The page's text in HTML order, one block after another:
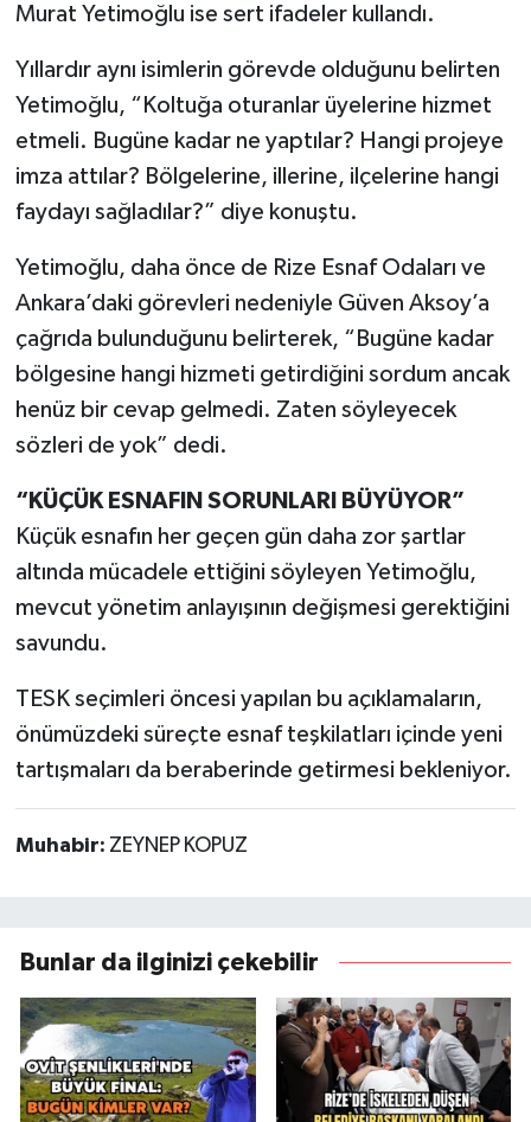
Murat Yetimoğlu ise sert ifadeler kullandı.
Yıllardır aynı isimlerin görevde olduğunu belirten
Yetimoğlu, “Koltuğa oturanlar üyelerine hizmet
etmeli. Bugüne kadar ne yaptılar? Hangi projeye
imza attılar? Bölgelerine, illerine, ilçelerine hangi
faydayı sağladılar?” diye konuştu.
Yetimoğlu, daha önce de Rize Esnaf Odaları ve
Ankara’daki görevleri nedeniyle Güven Aksoy’a
çağrıda bulunduğunu belirterek, “Bugüne kadar
bölgesine hangi hizmeti getirdiğini sordum ancak
henüz bir cevap gelmedi. Zaten söyleyecek
sözleri de yok” dedi.
“KÜÇÜK ESNAFIN SORUNLARI BÜYÜYOR”
Küçük esnafın her geçen gün daha zor şartlar
altında mücadele ettiğini söyleyen Yetimoğlu,
mevcut yönetim anlayışının değişmesi gerektiğini
savundu.
TESK seçimleri öncesi yapılan bu açıklamaların,
önümüzdeki süreçte esnaf teşkilatları içinde yeni
tartışmaları da beraberinde getirmesi bekleniyor.
Muhabir: ZEYNEP KOPUZ
Bunlar da ilginizi çekebilir